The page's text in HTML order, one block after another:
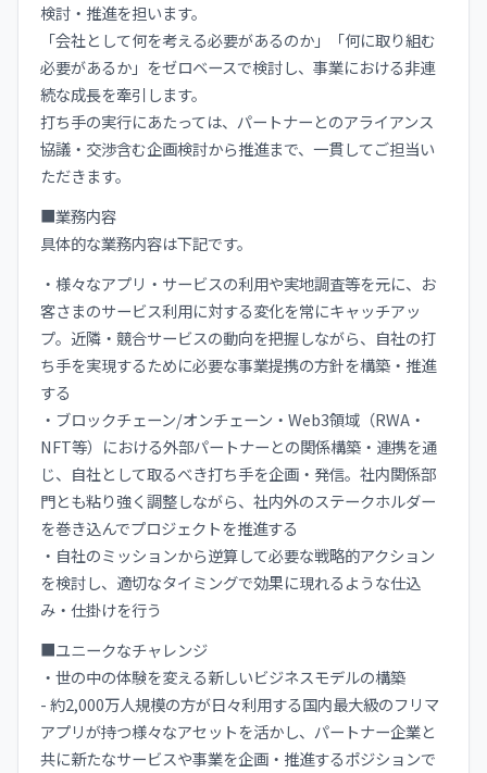
検討・推進を担います。
「会社として何を考える必要があるのか」「何に取り組む
必要があるか」をゼロベースで検討し、事業における非連
続な成長を牽引します。
打ち手の実行にあたっては、パートナーとのアライアンス
協議・交渉含む企画検討から推進まで、一貫してご担当い
ただきます。
■業務内容
具体的な業務内容は下記です。
・様々なアプリ・サービスの利用や実地調査等を元に、お
客さまのサービス利用に対する変化を常にキャッチアッ
プ。近隣・競合サービスの動向を把握しながら、自社の打
ち手を実現するために必要な事業提携の方針を構築・推進
する
・ブロックチェーン/オンチェーン・Web3領域（RWA・
NFT等）における外部パートナーとの関係構築・連携を通
じ、自社として取るべき打ち手を企画・発信。社内関係部
門とも粘り強く調整しながら、社内外のステークホルダー
を巻き込んでプロジェクトを推進する
・自社のミッションから逆算して必要な戦略的アクション
を検討し、適切なタイミングで効果に現れるような仕込
み・仕掛けを行う
■ユニークなチャレンジ
・世の中の体験を変える新しいビジネスモデルの構築
- 約2,000万人規模の方が日々利用する国内最大級のフリマ
アプリが持つ様々なアセットを活かし、パートナー企業と
共に新たなサービスや事業を企画・推進するポジションで